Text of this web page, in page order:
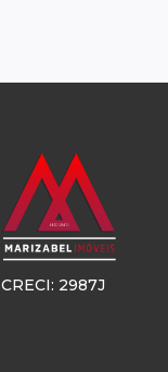
CRECI: 2987J